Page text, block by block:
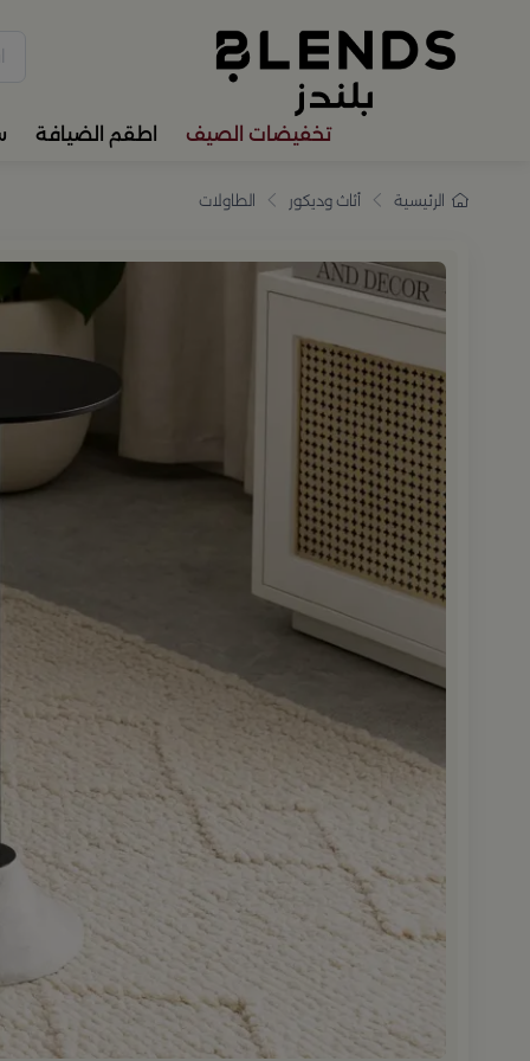
تسوّق من بلندز تشكيلة تضم
تخفيضات الصيف اطقم الضيافة
الرئيسية أثاث وديكور الطاولات